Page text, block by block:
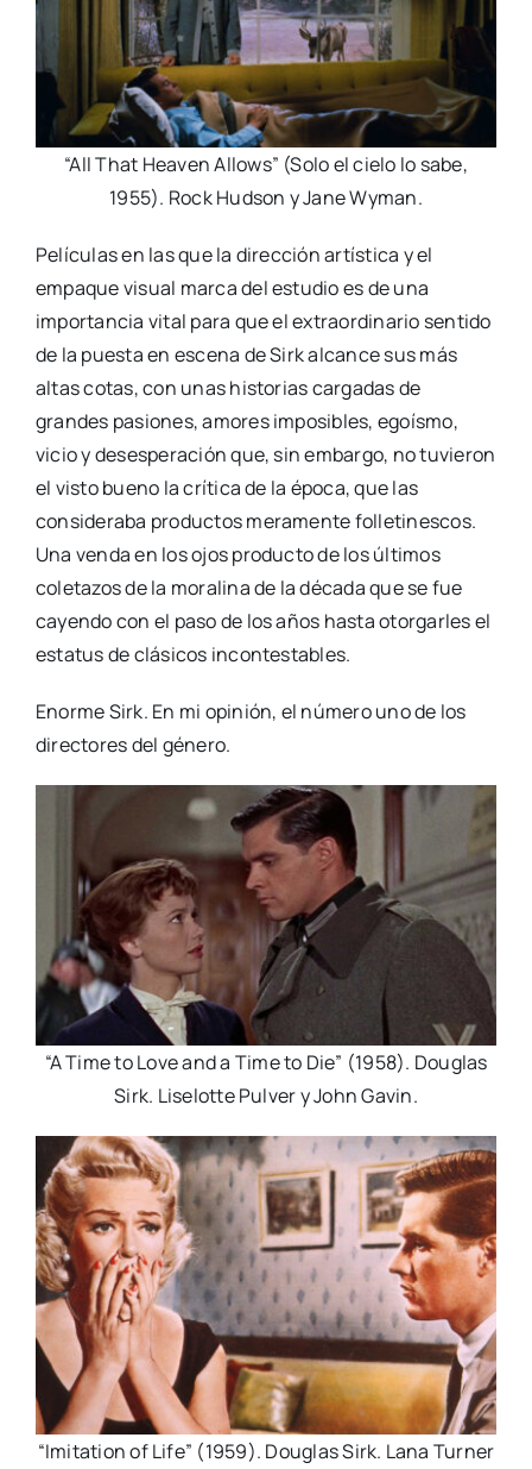
“All That Heaven Allows” (Solo el cielo lo sabe,
1955). Rock Hudson y Jane Wyman.
Películas en las que la dirección artística y el
empaque visual marca del estudio es de una
importancia vital para que el extraordinario sentido
de la puesta en escena de Sirk alcance sus más
altas cotas, con unas historias cargadas de
grandes pasiones, amores imposibles, egoísmo,
vicio y desesperación que, sin embargo, no tuvieron
el visto bueno la crítica de la época, que las
consideraba productos meramente folletinescos.
Una venda en los ojos producto de los últimos
coletazos de la moralina de la década que se fue
cayendo con el paso de los años hasta otorgarles el
estatus de clásicos incontestables.
Enorme Sirk. En mi opinión, el número uno de los
directores del género.
“A Time to Love and a Time to Die” (1958). Douglas
Sirk. Liselotte Pulver y John Gavin.
“Imitation of Life” (1959). Douglas Sirk. Lana Turner